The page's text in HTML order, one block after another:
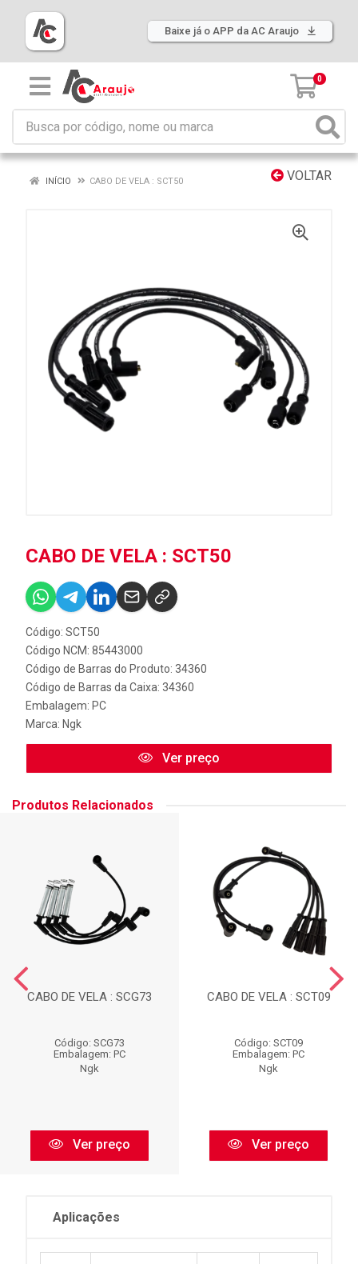
Baixe já o APP da AC Araujo
0
VOLTAR
INÍCIO CABO DE VELA : SCT50
CABO DE VELA : SCT50
Código: SCT50
Código NCM: 85443000
Código de Barras do Produto: 34360
Código de Barras da Caixa: 34360
Embalagem: PC
Marca: Ngk
Ver preço
Produtos Relacionados
CABO DE VELA : SCG73
Código: SCG73
Embalagem: PC
Ngk
Ver preço
CABO DE VELA : SCT09
Código: SCT09
Embalagem: PC
Ngk
Ver preço
Aplicações